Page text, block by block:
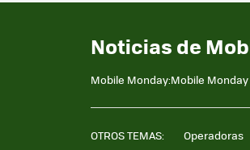
Noticias de
Mobile Monday:Mobile
OTROS TEMAS: Operadoras